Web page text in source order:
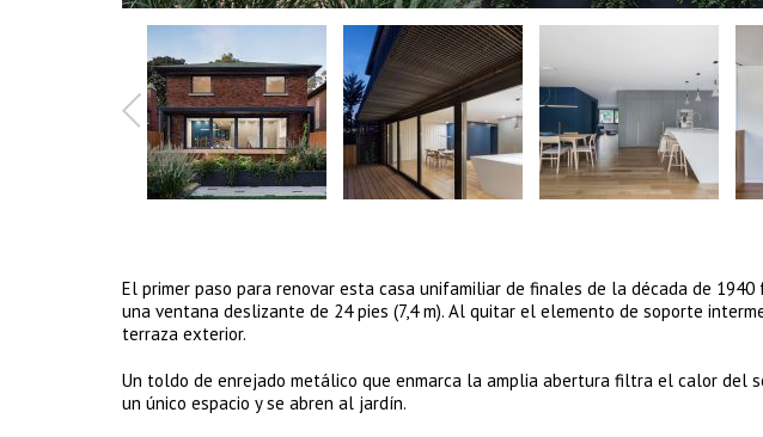
El primer paso para renovar esta casa unifamiliar de finales de la década de
una ventana deslizante de 24 pies (7,4 m). Al quitar el elemento de soporte
terraza exterior.
Un toldo de enrejado metálico que enmarca la amplia abertura filtra el calor del
un único espacio y se abren al jardín.